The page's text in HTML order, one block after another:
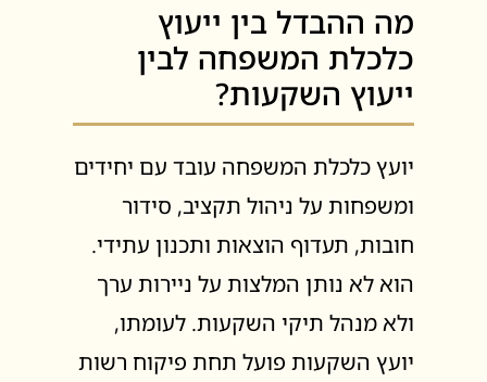
מה ההבדל בין ייעוץ
כלכלת המשפחה לבין
ייעוץ השקעות?
יועץ כלכלת המשפחה עובד עם יחידים
ומשפחות על ניהול תקציב, סידור
חובות, תעדוף הוצאות ותכנון עתידי.
הוא לא נותן המלצות על ניירות ערך
ולא מנהל תיקי השקעות. לעומתו,
יועץ השקעות פועל תחת פיקוח רשות